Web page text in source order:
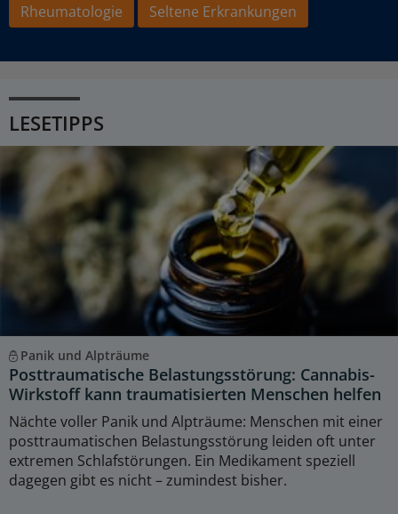
Rheumatologie
Seltene Erkrankungen
LESETIPPS
Panik und Alpträume
Posttraumatische Belastungsstörung: Cannabis-
Wirkstoff kann traumatisierten Menschen helfen
Nächte voller Panik und Alpträume: Menschen mit einer
posttraumatischen Belastungsstörung leiden oft unter
extremen Schlafstörungen. Ein Medikament speziell
dagegen gibt es nicht – zumindest bisher.